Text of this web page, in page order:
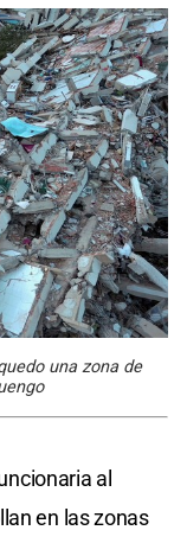
una zona de
al
en las zonas